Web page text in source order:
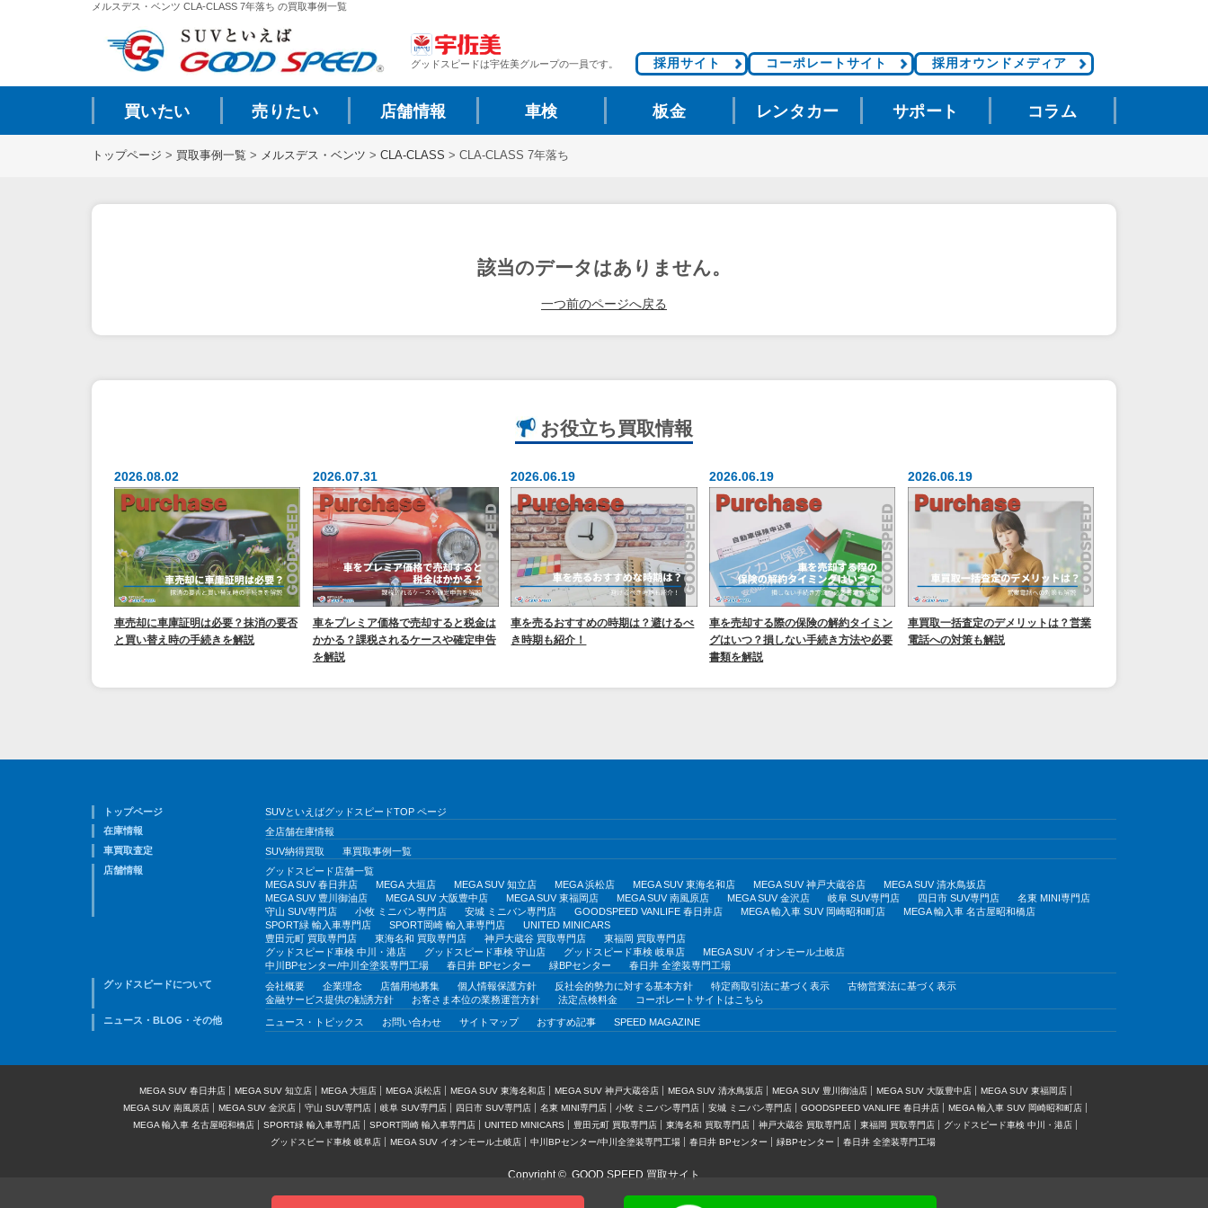
メルスデス・ベンツ CLA-CLASS 7年落ち の買取事例一覧
グッドスピードは宇佐美グループの一員です。 採用サイト コーポレートサイト 採用オウンドメディア
買いたい 売りたい 店舗情報 車検 板金 レンタカー サポート コラム
トップページ > 買取事例一覧 > メルスデス・ベンツ > CLA-CLASS > CLA-CLASS 7年落ち
該当のデータはありません。
一つ前のページへ戻る
お役立ち 買取情報
2026.08.02
車売却に車庫証明は必要？抹消の要否
と買い替え時の手続きを解説
2026.07.31
車をプレミア価格で売却すると税金は
かかる？課税されるケースや確定申告
を解説
2026.06.19
車を売るおすすめの時期は？避けるべ
き時期も紹介！
2026.06.19
車を売却する際の保険の解約タイミン
グはいつ？損しない手続き方法や必要
書類を解説
2026.06.19
車買取一括査定のデメリットは？営業
電話への対策も解説
トップページ
SUVといえばグッドスピードTOP ページ
在庫情報
全店舗在庫情報
車買取査定
SUV納得買取
車買取事例一覧
店舗情報
グッドスピード店舗一覧
MEGA SUV 春日井店
MEGA 大垣店 MEGA SUV 知立店 MEGA 浜松店 MEGA SUV 東海名和店 MEGA SUV 神戸大蔵谷店
MEGA SUV 清水鳥坂店
MEGA SUV 豊川御油店
MEGA SUV 大阪豊中店 MEGA SUV 東福岡店 MEGA SUV 南風原店 MEGA SUV 金沢店 岐阜 SUV専門店 四日市 SUV専門店
名東 MINI専門店
守山 SUV専門店
小牧 ミニバン専門店 安城 ミニバン専門店 GOODSPEED VANLIFE 春日井店 MEGA 輸入車 SUV 岡崎昭和町店
MEGA 輸入車 名古屋昭和橋店
SPORT緑 輸入車専門店
SPORT岡崎 輸入車専門店
UNITED MINICARS
豊田元町 買取専門店
東海名和 買取専門店 神戸大蔵谷 買取専門店
東福岡 買取専門店
グッドスピード車検 中川・港店
グッドスピード車検 守山店 グッドスピード車検 岐阜店
MEGA SUV イオンモール土岐店
中川BPセンター/中川全塗装専門工場
春日井 BPセンター 緑BPセンター
春日井 全塗装専門工場
グッドスピードについて
会社概要 企業理念 店舗用地募集 個人情報保護方針 反社会的勢力に対する基本方針 特定商取引法に基づく表示
古物営業法に基づく表示
金融サービス提供の勧誘方針
お客さま本位の業務運営方針 法定点検料金
コーポレートサイトはこちら
ニュース・BLOG・その他
ニュース・トピックス お問い合わせ サイトマップ おすすめ記事 SPEED MAGAZINE
MEGA SUV 春日井店 MEGA SUV 知立店 MEGA 大垣店 MEGA 浜松店 MEGA SUV 東海名和店 MEGA SUV 神戸大蔵谷店 MEGA SUV 清水鳥坂店 MEGA SUV 豊川御油店 MEGA SUV 大阪豊中店
MEGA SUV 東福岡店
MEGA SUV 南風原店
MEGA SUV 金沢店 守山 SUV専門店 岐阜 SUV専門店 四日市 SUV専門店 名東 MINI専門店 小牧 ミニバン専門店 安城 ミニバン専門店 GOODSPEED VANLIFE 春日井店
MEGA 輸入車 SUV 岡崎昭和町店
MEGA 輸入車 名古屋昭和橋店
SPORT緑 輸入車専門店 SPORT岡崎 輸入車専門店 UNITED MINICARS 豊田元町 買取専門店 東海名和 買取専門店 神戸大蔵谷 買取専門店 東福岡 買取専門店
グッドスピード車検 中川・港店
グッドスピード車検 岐阜店
MEGA SUV イオンモール土岐店 中川BPセンター/中川全塗装専門工場 春日井 BPセンター 緑BPセンター 春日井 全塗装専門工場
Copyright © GOOD SPEED 買取サイト